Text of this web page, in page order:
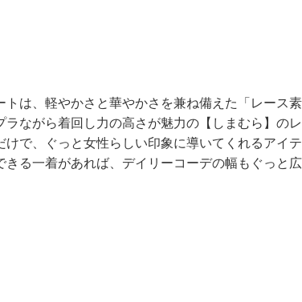
トは、軽やかさと華やかさを兼ね備えた「レース
ラながら着回し力の高さが魅力の【しまむら】の
けで、ぐっと女性らしい印象に導いてくれるアイ
きる一着があれば、デイリーコーデの幅もぐっと